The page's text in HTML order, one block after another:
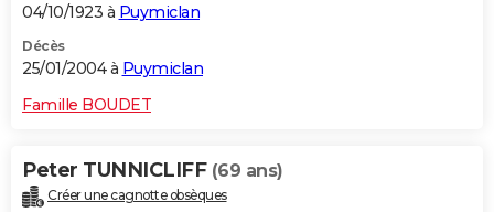
04/10/1923 à Puymiclan
Décès
25/01/2004 à Puymiclan
Famille BOUDET
Peter TUNNICLIFF (69 ans)
Créer une cagnotte obsèques